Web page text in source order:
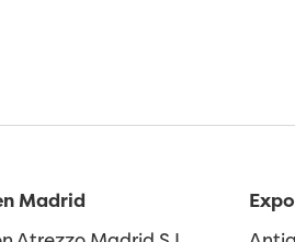
Madrid